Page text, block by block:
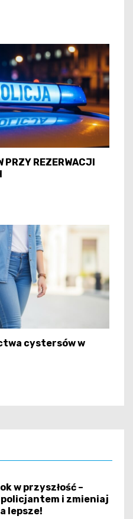
PRZY REZERWACJI
cystersów w
w przyszłość –
i zmieniaj
lepsze!